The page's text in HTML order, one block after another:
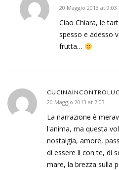
20 Maggio 2013 at 9:03
Ciao Chiara, le
spesso e adesso
frutta…
20 Maggio 2013 at 7:03
La narrazione è
l'anima, ma questa
nostalgia, amore,
di essere lì con te, di
mare, la brezza sulla